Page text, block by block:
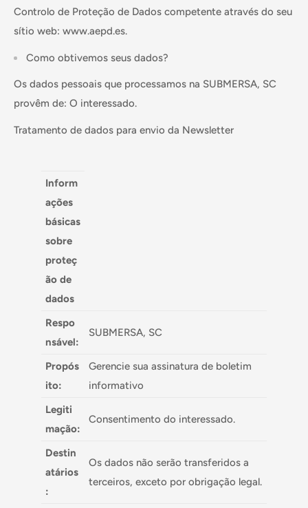
Controlo de Proteção de Dados competente através do seu
sítio web: www.aepd.es.
Como obtivemos seus dados?
Os dados pessoais que processamos na SUBMERSA, SC
provêm de: O interessado.
Tratamento de dados para envio da Newsletter
Inform
ações
básicas
sobre
proteç
ão de
dados
Respo
nsável:
SUBMERSA, SC
Propós
ito:
Gerencie sua assinatura de boletim
informativo
Legiti
mação:
Consentimento do interessado.
Destin
atários
:
Os dados não serão transferidos a
terceiros, exceto por obrigação legal.